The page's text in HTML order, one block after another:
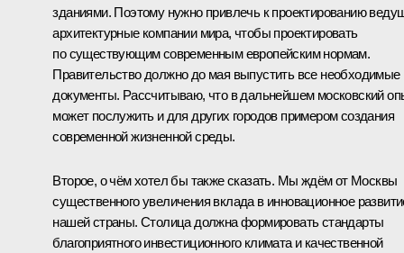
зданиями. Поэтому нужно привлечь к проектированию
архитектурные компании мира, чтобы проектировать
по существующим современным европейским нормам.
Правительство должно до мая выпустить все необходимые
документы. Рассчитываю, что в дальнейшем московский
может послужить и для других городов примером создания
современной жизненной среды.
Второе, о чём хотел бы также сказать. Мы ждём от Москвы
существенного увеличения вклада в инновационное
нашей страны. Столица должна формировать стандарты
благоприятного инвестиционного климата и качественной